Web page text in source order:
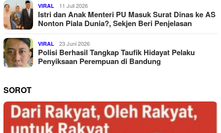
VIRAL 11 Juli 2026
Istri dan Anak Menteri PU Masuk Surat Dinas ke AS
Nonton Piala Dunia?, Sekjen Beri Penjelasan
VIRAL 23 Juni 2026
Polisi Berhasil Tangkap Taufik Hidayat Pelaku
Penyiksaan Perempuan di Bandung
SOROT